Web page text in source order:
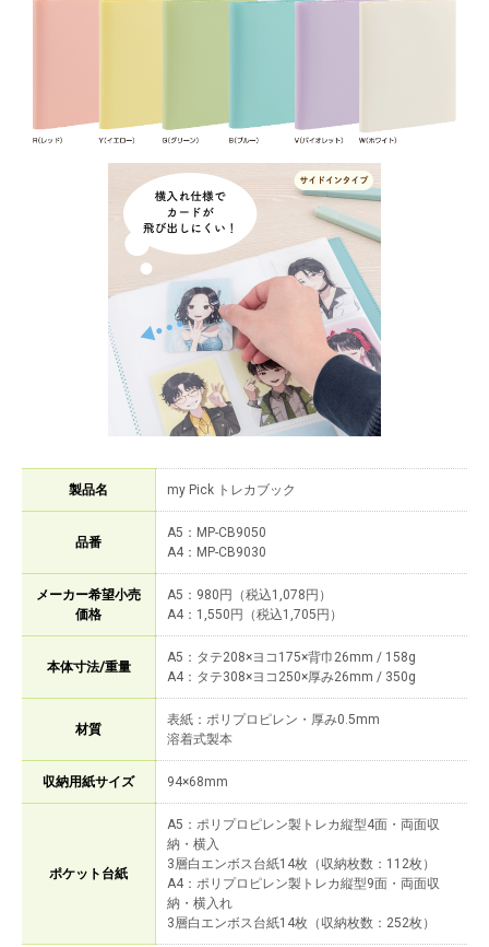
製品名 my Pick トレカブック
品番
A5：MP-CB9050
A4：MP-CB9030
メーカー希望小売
価格
A5：980円（税込1,078円）
A4：1,550円（税込1,705円）
本体寸法/重量
A5：タテ208×ヨコ175×背巾26mm / 158g
A4：タテ308×ヨコ250×厚み26mm / 350g
材質
表紙：ポリプロピレン・厚み0.5mm
溶着式製本
収納用紙サイズ 94×68mm
ポケット台紙
A5：ポリプロピレン製トレカ縦型4面・両面収
納・横入
3層白エンボス台紙14枚（収納枚数：112枚）
A4：ポリプロピレン製トレカ縦型9面・両面収
納・横入れ
3層白エンボス台紙14枚（収納枚数：252枚）